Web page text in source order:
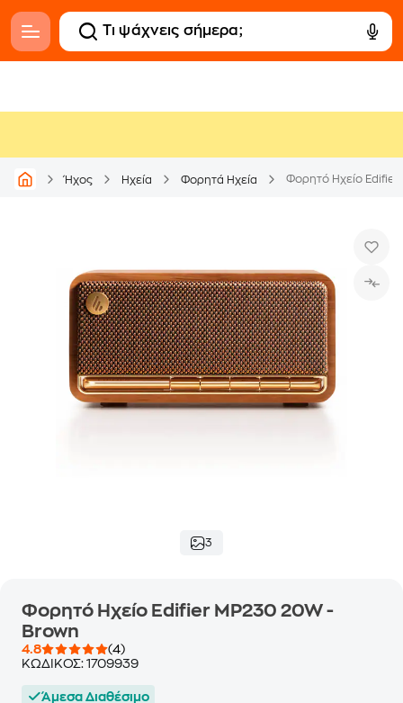
Ήχος Ηχεία Φορητά Ηχεία Φορητό Ηχείο
3
Φορητό Ηχείο Edifier MP230 20W -
Brown
4.8
(4)
ΚΩΔΙΚΟΣ: 1709939
Άμεσα Διαθέσιμο